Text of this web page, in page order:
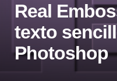
Real
texto
Photoshop